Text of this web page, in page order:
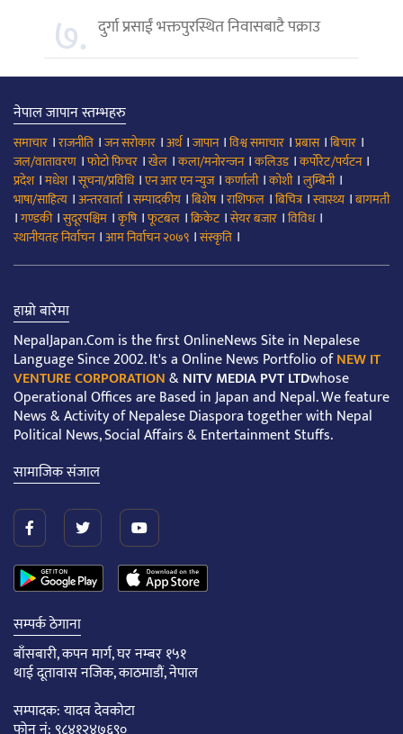
७. दुर्गा प्रसाईं भक्तपुरस्थित निवासबाटै पक्राउ
नेपाल जापान स्तम्भहरु
समाचार ।राजनीति ।जन सरोकार ।अर्थ।जापान।विश्व समाचार ।प्रबास।बिचार ।
जल/वातावरण ।फोटो फिचर ।खेल ।कला/मनोरन्जन।कलिउड।कर्पोरेट/पर्यटन।
प्रदेश।मधेश।सूचना/प्रविधि।एन आर एन न्युज।कर्णाली।कोशी।लुम्बिनी।
भाषा/साहित्य ।अन्तरवार्ता।सम्पादकीय ।बिशेष।राशिफल ।बिचित्र।स्वास्थ्य ।बागमती
।गण्डकी।सुदूरपश्चिम ।कृषि।फूटबल ।क्रिकेट।सेयर बजार ।विविध।
स्थानीयतह निर्वाचन।आम निर्वाचन २०७९ ।संस्कृति ।
हाम्रो बारेमा
NepalJapan.Com is the first OnlineNews Site in Nepalese
Language Since 2002. It's a Online News Portfolio ofNEW IT
VENTURE CORPORATION&NITV MEDIA PVT LTDwhose
Operational Offices are Based in Japan and Nepal. We feature
News & Activity of Nepalese Diaspora together with Nepal
Political News, Social Affairs & Entertainment Stuffs.
सामाजिक संजाल
सम्पर्क ठेगाना
बाँसबारी, कपन मार्ग, घर नम्बर १५१
थाई दूतावास नजिक, काठमाडौं, नेपाल
सम्पादक: यादव देवकोटा